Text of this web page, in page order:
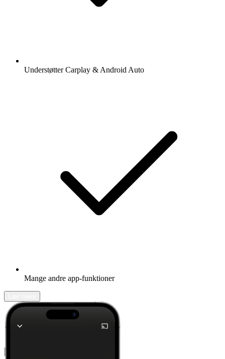
Understøtter Carplay & Android Auto
Mange andre app-funktioner